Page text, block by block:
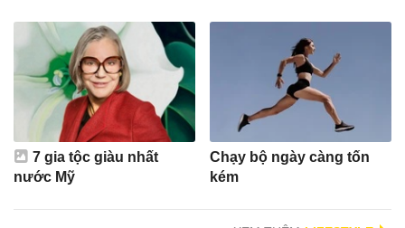
7 gia tộc giàu nhất
nước Mỹ
Chạy bộ ngày càng tốn
kém